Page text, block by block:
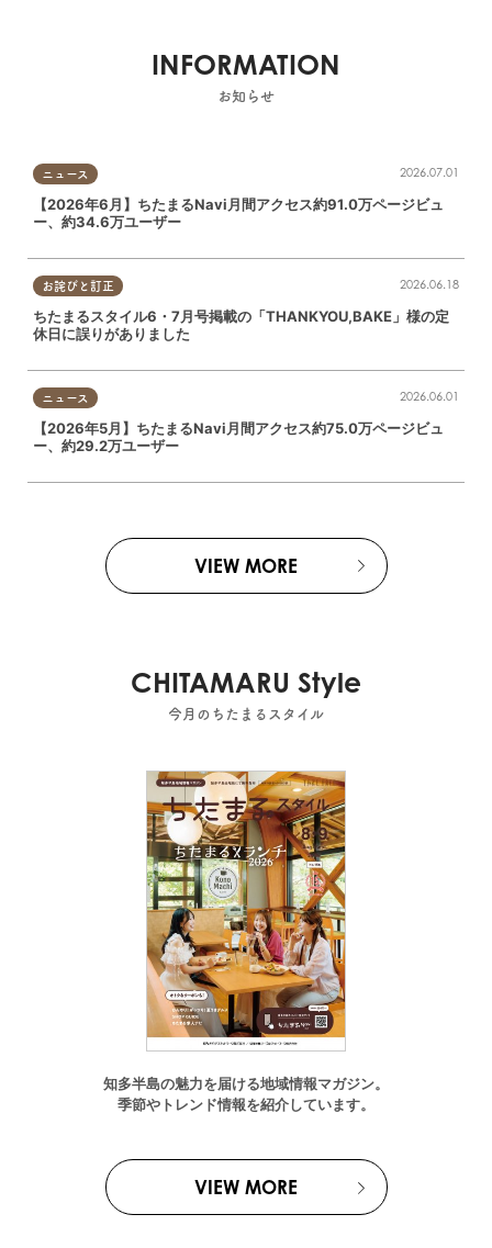
INFORMATION
お知らせ
ニュース 2026.07.01
【2026年6月】ちたまるNavi月間アクセス約91.0万ページビュ
ー、約34.6万ユーザー
お詫びと訂正 2026.06.18
ちたまるスタイル6・7月号掲載の「THANKYOU,BAKE」様の定
休日に誤りがありました
ニュース 2026.06.01
【2026年5月】ちたまるNavi月間アクセス約75.0万ページビュ
ー、約29.2万ユーザー
VIEW MORE
CHITAMARU Style
今月のちたまるスタイル
知多半島の魅力を届ける地域情報マガジン。
季節やトレンド情報を紹介しています。
VIEW MORE